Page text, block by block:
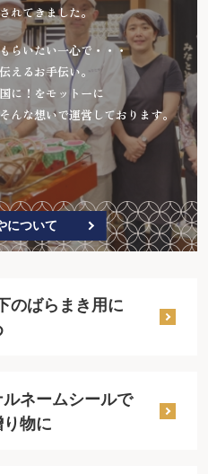
れてきました。
らいたい一心で・・・
えるお手伝い。
に！をモットーに
んな想いで運営しております。
について
のばらまき用に
ネームシールで
物に